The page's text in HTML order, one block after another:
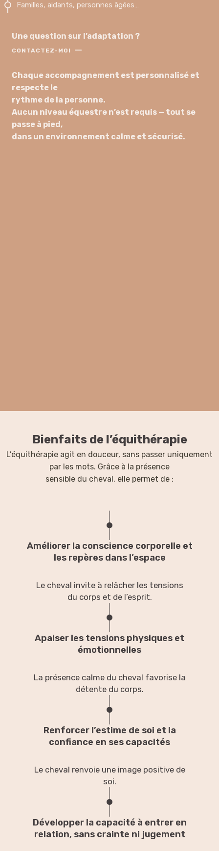
Familles, aidants, personnes âgées…
Une question sur l’adaptation ?
CONTACTEZ-MOI —
Chaque accompagnement est personnalisé et
respecte le
rythme de la personne.
Aucun niveau équestre n’est requis — tout se
passe à pied,
dans un environnement calme et sécurisé.
Bienfaits de l’équithérapie
L’équithérapie agit en douceur, sans passer uniquement
par les mots. Grâce à la présence
sensible du cheval, elle permet de :
Améliorer la conscience corporelle et
les repères dans l’espace
Le cheval invite à relâcher les tensions
du corps et de l’esprit.
Apaiser les tensions physiques et
émotionnelles
La présence calme du cheval favorise la
détente du corps.
Renforcer l’estime de soi et la
confiance en ses capacités
Le cheval renvoie une image positive de
soi.
Développer la capacité à entrer en
relation, sans crainte ni jugement